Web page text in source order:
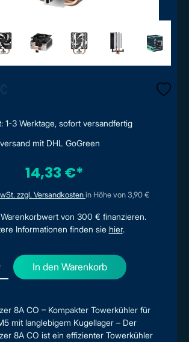
8A CO – Kompakter Towerkühler für
mit langlebigem Kugellager – Der
8A CO ist ein effizienter Towerkühler
1-3 Werktage, sofort versandfertig
mit DHL GoGreen
14,33 €*
zzgl. Versandkosten in Höhe von 3,90 €
von 300 € finanzieren.
Informationen finden sie hier.
In den Warenkorb